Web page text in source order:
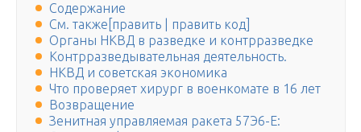
Содержание
См. также[править | править код]
Органы НКВД в разведке и контрразведке
Контрразведывательная деятельность.
НКВД и советская экономика
Что проверяет хирург в военкомате в 16 лет
Возвращение
Зенитная управляемая ракета 57Э6-Е: